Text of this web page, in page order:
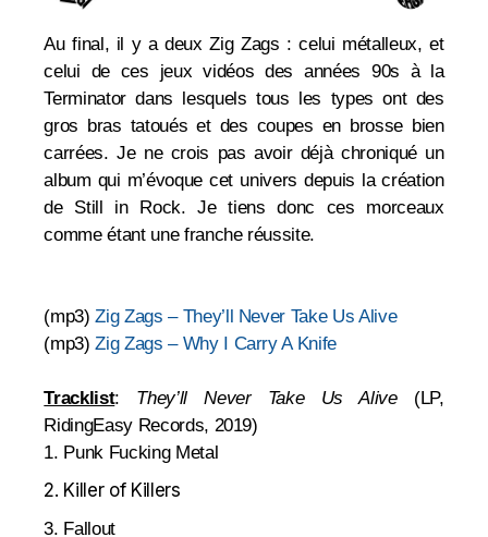
Au final, il y a deux Zig Zags : celui métalleux, et
celui de ces jeux vidéos des années 90s à la
Terminator dans lesquels tous les types ont des
gros bras tatoués et des coupes en brosse bien
carrées. Je ne crois pas avoir déjà chroniqué un
album qui m’évoque cet univers depuis la création
de Still in Rock. Je tiens donc ces morceaux
comme étant une franche réussite.
(mp3)Zig Zags – They’ll Never Take Us Alive
(mp3)Zig Zags – Why I Carry A Knife
Tracklist: They’ll Never Take Us Alive(LP,
RidingEasy Records, 2019)
1. Punk Fucking Metal
2. Killer of Killers
3. Fallout